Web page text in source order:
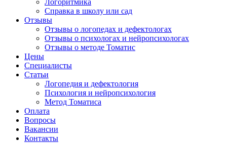
Логоритмика
Справка в школу или сад
Отзывы
Отзывы о логопедах и дефектологах
Отзывы о психологах и нейропсихологах
Отзывы о методе Томатис
Цены
Специалисты
Статьи
Логопедия и дефектология
Психология и нейропсихология
Метод Томатиса
Оплата
Вопросы
Вакансии
Контакты